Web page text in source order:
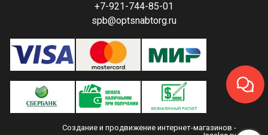
+7-921-744-85-01
spb@optsnabtorg.ru
Создание и продвижение интернет-магазинов -